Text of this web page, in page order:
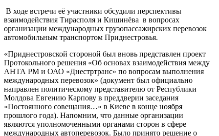
В ходе встречи её участники обсудили перспективы
взаимодействия Тирасполя и Кишинёва в вопросах
организации международных грузопассажирских перевозок
автомобильным транспортом Приднестровья.
«Приднестровской стороной был вновь представлен проект
Протокольного решения «Об основах взаимодействия между
АНТА РМ и ОАО «Днестртранс» по вопросам выполнения
международных перевозок» (документ был официально
направлен политическому представителю от Республики
Молдова Евгению Карпову в преддверии заседания
«Постоянного совещания…» в Киеве в конце ноября
прошлого года). Напомним, что данные организации
являются уполномоченными органами сторон в сфере
международных автоперевозок. Было принято решение о